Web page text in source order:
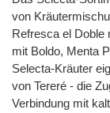
von
Refresca el Doble
mit Boldo, Menta
Selecta-Kräuter
von Tereré - die
Verbindung mit